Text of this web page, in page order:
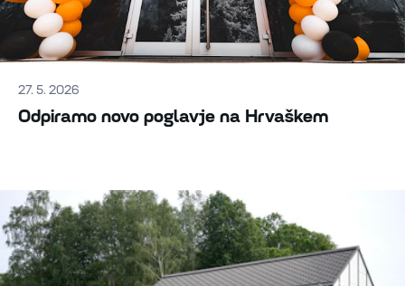
27. 5. 2026
Odpiramo novo poglavje na Hrvaškem